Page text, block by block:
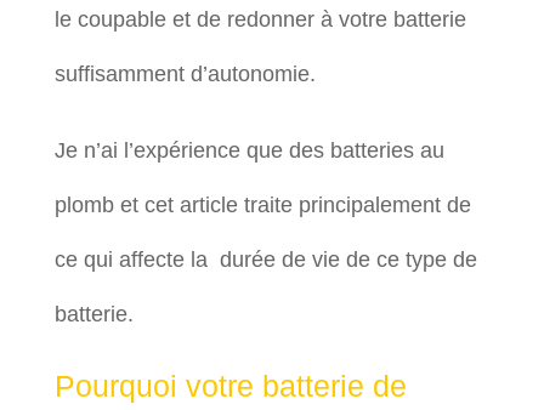
le coupable et de redonner à votre batterie
suffisamment d’autonomie.
Je n’ai l’expérience que des batteries au
plomb et cet article traite principalement de
ce qui affecte la durée de vie de ce type de
batterie.
Pourquoi votre batterie de